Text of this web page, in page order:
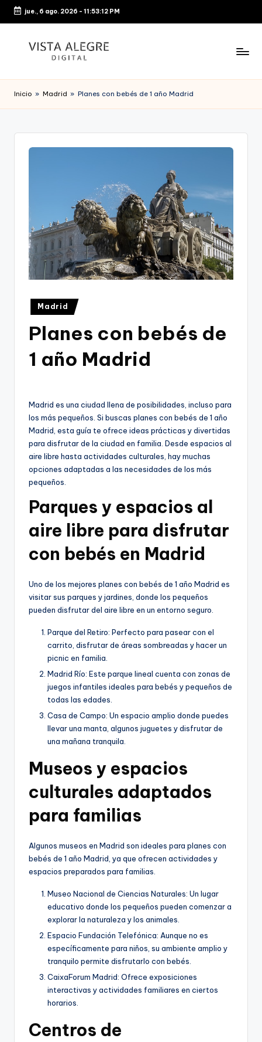
Saltar
contenido
jue., 6 ago. 2026 - 11:53:12 PM
Inicio » Madrid » Planes con bebés de 1 año Madrid
Publicado
en
Madrid
Planes con bebés de
1 año Madrid
Madrid es una ciudad llena de posibilidades, incluso para
los más pequeños. Si buscas planes con bebés de 1 año
Madrid, esta guía te ofrece ideas prácticas y divertidas
para disfrutar de la ciudad en familia. Desde espacios al
aire libre hasta actividades culturales, hay muchas
opciones adaptadas a las necesidades de los más
pequeños.
Parques y espacios al
aire libre para disfrutar
con bebés en Madrid
Uno de los mejores planes con bebés de 1 año Madrid es
visitar sus parques y jardines, donde los pequeños
pueden disfrutar del aire libre en un entorno seguro.
Parque del Retiro: Perfecto para pasear con el
carrito, disfrutar de áreas sombreadas y hacer un
picnic en familia.
Madrid Río: Este parque lineal cuenta con zonas de
juegos infantiles ideales para bebés y pequeños de
todas las edades.
Casa de Campo: Un espacio amplio donde puedes
llevar una manta, algunos juguetes y disfrutar de
una mañana tranquila.
Museos y espacios
culturales adaptados
para familias
Algunos museos en Madrid son ideales para planes con
bebés de 1 año Madrid, ya que ofrecen actividades y
espacios preparados para familias.
Museo Nacional de Ciencias Naturales: Un lugar
educativo donde los pequeños pueden comenzar a
explorar la naturaleza y los animales.
Espacio Fundación Telefónica: Aunque no es
específicamente para niños, su ambiente amplio y
tranquilo permite disfrutarlo con bebés.
CaixaForum Madrid: Ofrece exposiciones
interactivas y actividades familiares en ciertos
horarios.
Centros de